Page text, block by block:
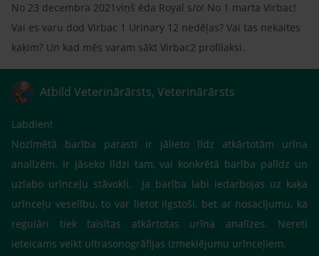
No 23 decembra 2021viņš ēda Royal s/o! No 1 marta Virbac!
Vai es varu dod Virbac 1 Urinary 12 nedēļas? Vai tas nekaites
kaķim? Un kad mēs varam sākt Virbac2 profilaksi.
Atbild Veterinārārsts, Veterinārārsts
Labdien!
Nozīmētā barība parasti ir jālieto līdz atkārtotām urīna
analīzēm. Ir jāseko līdzi tam, vai konkrētā barība palīdz un
uzlabo urīnceļu stāvokli. Ja barība labi iedarbojas uz kaķa
urīnceļu veselību, to var lietot ilgstoši, bet ar nosacījumu, ka
regulāri tiek taisītas atkārtotas urīna analīzes. Nereti
ieteicams veikt ultrasonogrāfijas izmeklējumu urīnceļiem.